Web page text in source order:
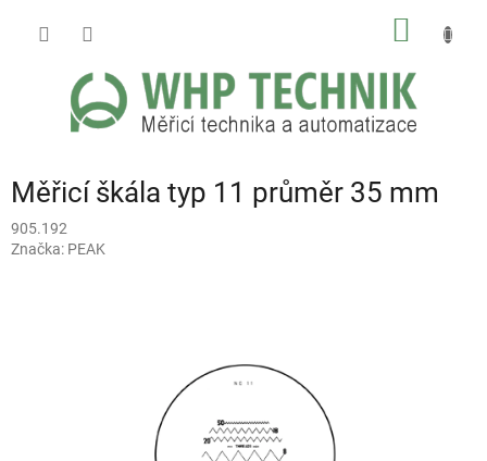
Měřicí škála typ 11 průměr 35 mm
905.192
Značka: PEAK